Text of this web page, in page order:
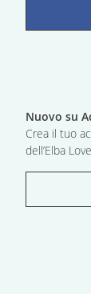
Nuovo su
Crea il tuo
dell’Elba